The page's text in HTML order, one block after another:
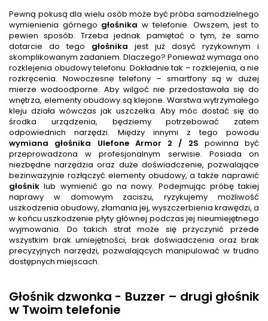
Pewną pokusą dla wielu osób może być próba samodzielnego
wymienienia górnego głośnika w telefonie. Owszem, jest to
pewien sposób. Trzeba jednak pamiętać o tym, że samo
dotarcie do tego głośnika jest już dosyć ryzykownym i
skomplikowanym zadaniem. Dlaczego? Ponieważ wymaga ono
rozklejenia obudowy telefonu. Dokładnie tak – rozklejenia, a nie
rozkręcenia. Nowoczesne telefony – smartfony są w dużej
mierze wodoodporne. Aby wilgoć nie przedostawała się do
wnętrza, elementy obudowy są klejone. Warstwa wytrzymałego
kleju działa wówczas jak uszczelka. Aby móc dostać się do
środka urządzenia, będziemy potrzebować zatem
odpowiednich narzędzi. Między innymi z tego powodu
wymiana głośnika Ulefone Armor 2 / 2S powinna być
przeprowadzona w profesjonalnym serwisie. Posiada on
niezbędne narzędzia oraz duże doświadczenie, pozwalające
bezinwazyjnie rozłączyć elementy obudowy, a także naprawić
głośnik lub wymienić go na nowy. Podejmując próbę takiej
naprawy w domowym zaciszu, ryzykujemy możliwość
uszkodzenia obudowy, złamania jej, wyszczerbienia krawędzi, a
w końcu uszkodzenie płyty głównej podczas jej nieumiejętnego
wyjmowania. Do takich strat może się przyczynić przede
wszystkim brak umiejętności, brak doświadczenia oraz brak
precyzyjnych narzędzi, pozwalających manipulować w trudno
dostępnych miejscach.
Głośnik dzwonka - Buzzer – drugi głośnik
w Twoim telefonie